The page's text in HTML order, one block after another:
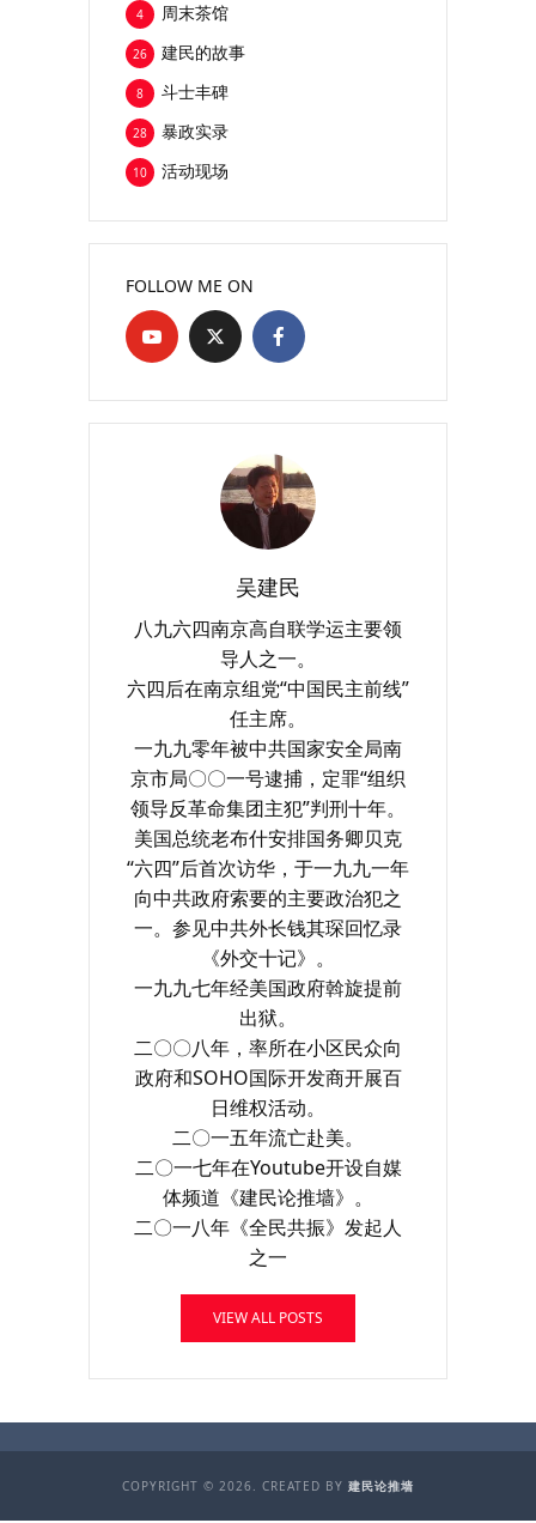
周末茶馆
4
建民的故事
26
斗士丰碑
8
暴政实录
28
活动现场
10
FOLLOW ME ON
吴建民
八九六四南京高自联学运主要领
导人之一。
六四后在南京组党“中国民主前线”
任主席。
一九九零年被中共国家安全局南
京市局〇〇一号逮捕，定罪“组织
领导反革命集团主犯”判刑十年。
美国总统老布什安排国务卿贝克
“六四”后首次访华，于一九九一年
向中共政府索要的主要政治犯之
一。参见中共外长钱其琛回忆录
《外交十记》。
一九九七年经美国政府斡旋提前
出狱。
二〇〇八年，率所在小区民众向
政府和SOHO国际开发商开展百
日维权活动。
二〇一五年流亡赴美。
二〇一七年在Youtube开设自媒
体频道《建民论推墙》。
二〇一八年《全民共振》发起人
之一
VIEW ALL POSTS
COPYRIGHT © 2026. CREATED BY 建民论推墙